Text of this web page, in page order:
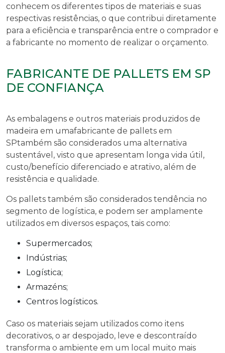
conhecem os diferentes tipos de materiais e suas
respectivas resistências, o que contribui diretamente
para a eficiência e transparência entre o comprador e
a fabricante no momento de realizar o orçamento.
FABRICANTE DE PALLETS EM SP
DE CONFIANÇA
As embalagens e outros materiais produzidos de
madeira em umafabricante de pallets em
SPtambém são considerados uma alternativa
sustentável, visto que apresentam longa vida útil,
custo/benefício diferenciado e atrativo, além de
resistência e qualidade.
Os pallets também são considerados tendência no
segmento de logística, e podem ser amplamente
utilizados em diversos espaços, tais como:
Supermercados;
Indústrias;
Logística;
Armazéns;
Centros logísticos.
Caso os materiais sejam utilizados como itens
decorativos, o ar despojado, leve e descontraído
transforma o ambiente em um local muito mais